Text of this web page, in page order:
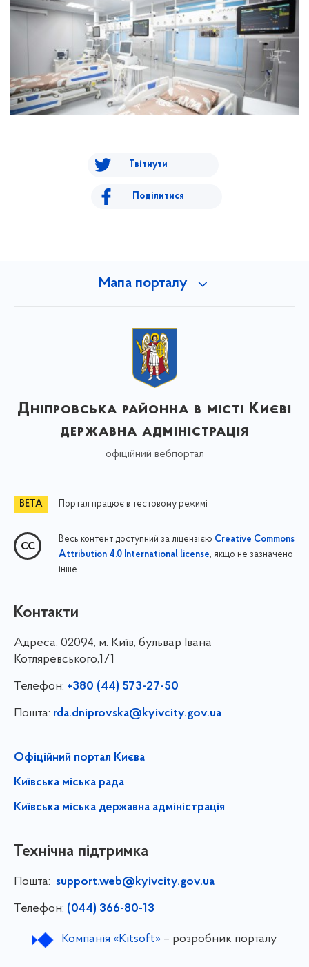
Твітнути
Поділитися
Мапа порталу
Дніпровська районна в місті Києві
державна адміністрація
офіційний вебпортал
Портал працює в тестовому режимі
Весь контент доступний за ліцензією Creative Commons
Attribution 4.0 International license, якщо не зазначено
інше
Контакти
Адреса: 02094, м. Київ, бульвар Івана
Котляревського,1/1
Телефон: +380 (44) 573-27-50
Пошта: rda.dniprovska@kyivcity.gov.ua
Офіційний портал Києва
Київська міська рада
Київська міська державна адміністрація
Технічна підтримка
Пошта: support.web@kyivcity.gov.ua
Телефон: (044) 366-80-13
Компанія «Kitsoft»– розробник порталу